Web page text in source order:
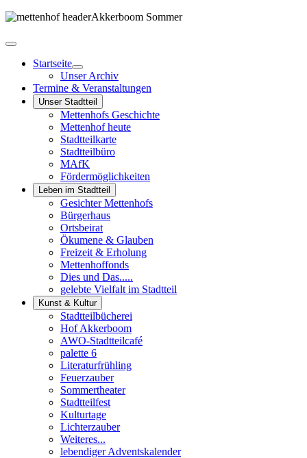
Startseite
Unser Archiv
Termine & Veranstaltungen
Unser Stadtteil
Mettenhofs Geschichte
Mettenhof heute
Stadtteilkarte
Stadtteilbüro
MAfK
Fördermöglichkeiten
Leben im Stadtteil
Gesichter Mettenhofs
Bürgerhaus
Ortsbeirat
Ökumene & Glauben
Freizeit & Erholung
Mettenhoffonds
Dies und Das.....
gelebte Vielfalt im Stadtteil
Kunst & Kultur
Stadtteilbücherei
Hof Akkerboom
AWO-Stadtteilcafé
palette 6
Literaturfrühling
Feuerzauber
Sommertheater
Stadtteilfest
Kulturtage
Lichterzauber
Weiteres...
lebendiger Adventskalender